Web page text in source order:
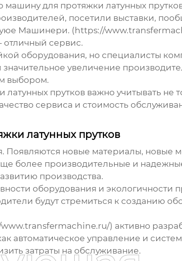
машину для протяжки латунных
посетили выставки,
Машинери. (https://
отличный сервис.
оборудования, но специалисты
увеличение
выбором.
латунных прутковважно учитывать не
сервиса и стоимость
латунных прутков
Появляются новые материалы, новые
более производительные и
производства.
оборудования и экологичности
будут стремиться к созданию
) активно
автоматическое управление и
затраты на обслуживание.